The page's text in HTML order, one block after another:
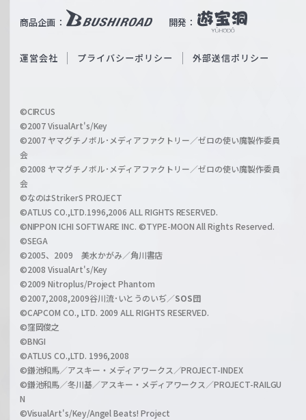
ß
c
a
r
z
商品企画： 開発：
b
O
i
l
h
a
n
l
運営会社 プライバシーポリシー 外部送信ポリシー
©CIRCUS
©2007 VisualArt's/Key
©2007 ヤマグチノボル･メディアファクトリー／ゼロの使い魔製作委員
会
©2008 ヤマグチノボル･メディアファクトリー／ゼロの使い魔製作委員
会
©なのはStrikerS PROJECT
©ATLUS CO.,LTD.1996,2006 ALL RIGHTS RESERVED.
©NIPPON ICHI SOFTWARE INC. ©TYPE-MOON All Rights Reserved.
©SEGA
©2005、2009 美水かがみ／角川書店
©2008 VisualArt's/Key
©2009 Nitroplus/Project Phantom
©2007,2008,2009谷川流･いとうのいぢ／SOS団
©CAPCOM CO., LTD. 2009 ALL RIGHTS RESERVED.
©窪岡俊之
©BNGI
©ATLUS CO.,LTD. 1996,2008
©鎌池和馬／アスキー・メディアワークス／PROJECT-INDEX
©鎌池和馬／冬川基／アスキー・メディアワークス／PROJECT-RAILGU
N
©VisualArt's/Key/Angel Beats! Project